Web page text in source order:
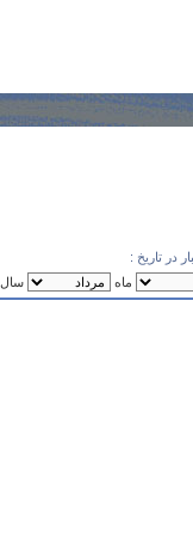
در تاریخ :
ماه سال